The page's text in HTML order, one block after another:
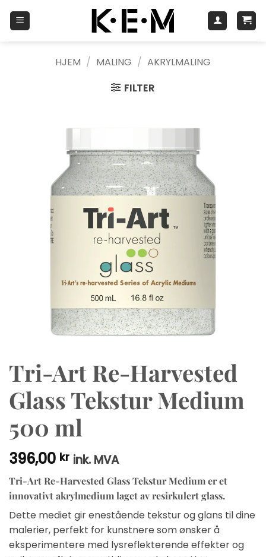
HJEM / MALING / AKRYLMALING
FILTER
Tri-Art Re-Harvested
Glass Tekstur Medium
500 ml
396,00 kr ink. MVA
Tri-Art Re-Harvested Glass Tekstur Medium er et
innovativt akrylmedium laget av resirkulert glass.
Dette mediet gir enestående tekstur og glans til dine
malerier, perfekt for kunstnere som ønsker å
eksperimentere med lysreflekterende effekter og